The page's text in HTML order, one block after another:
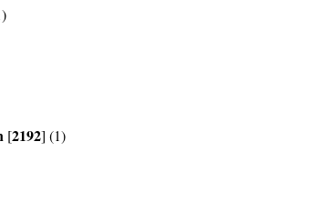
[2192] (1)